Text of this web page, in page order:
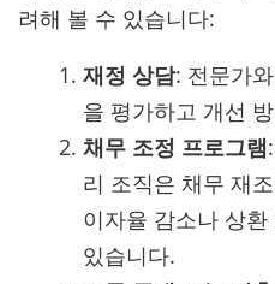
려해 볼 수 있습니다:
재정 상담: 전문가
을 평가하고 개선
채무 조정 프로그램
리 조직은 채무 재
이자율 감소나 상
있습니다.